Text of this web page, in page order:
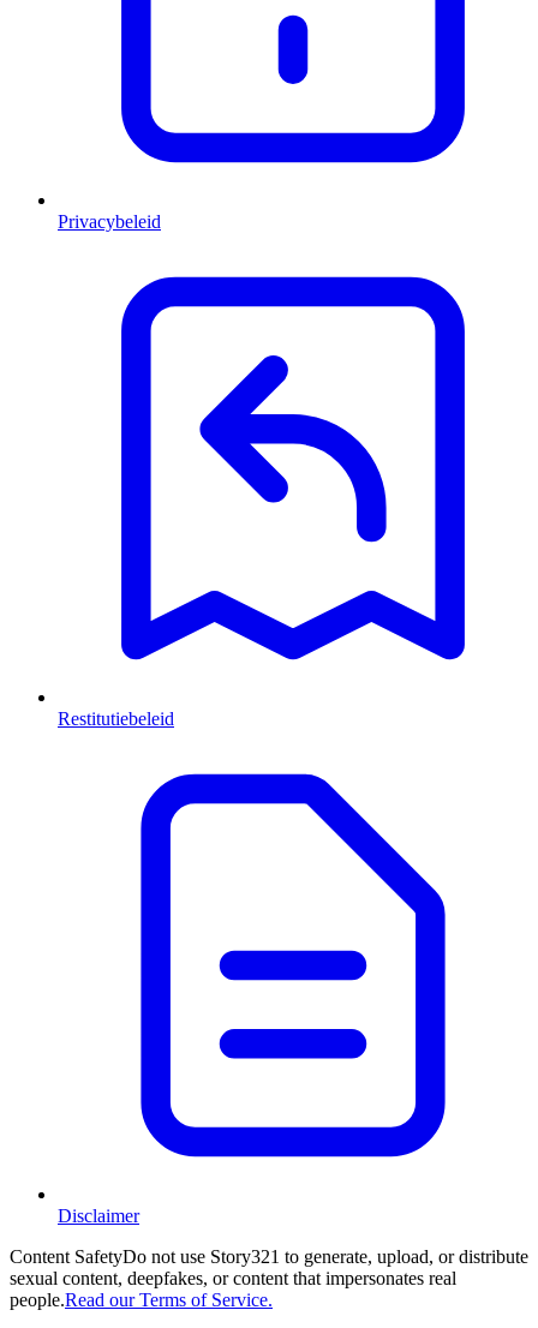
Privacybeleid
Restitutiebeleid
Disclaimer
Content SafetyDo not use Story321 to generate, upload, or distribute
sexual content, deepfakes, or content that impersonates real
people.Read our Terms of Service.